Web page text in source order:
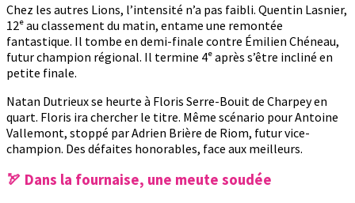
Chez les autres Lions, l’intensité n’a pas faibli. Quentin Lasnier,
12ᵉ au classement du matin, entame une remontée
fantastique. Il tombe en demi-finale contre Émilien Chéneau,
futur champion régional. Il termine 4ᵉ après s’être incliné en
petite finale.
Natan Dutrieux se heurte à Floris Serre-Bouit de Charpey en
quart. Floris ira chercher le titre. Même scénario pour Antoine
Vallemont, stoppé par Adrien Brière de Riom, futur vice-
champion. Des défaites honorables, face aux meilleurs.
🏹 Dans la fournaise, une meute soudée